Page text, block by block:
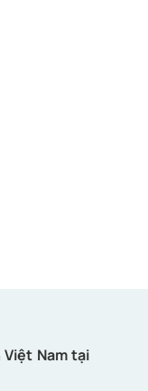
Việt Nam tại